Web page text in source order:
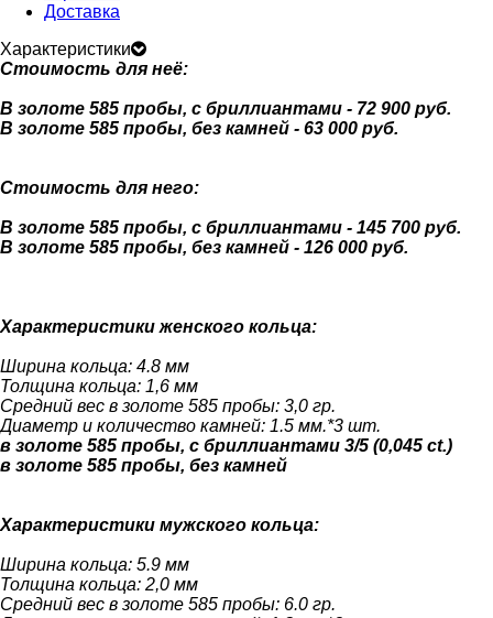
Доставка
Характеристики
Стоимость для неё:
В золоте 585 пробы, с бриллиантами - 72 900 руб.
В золоте 585 пробы, без камней - 63 000 руб.
Стоимость для него:
В золоте 585 пробы, с бриллиантами - 145 700 руб.
В золоте 585 пробы, без камней - 126 000 руб.
Характеристики женского кольца:
Ширина кольца: 4.8 мм
Толщина кольца: 1,6 мм
Средний вес в золоте 585 пробы: 3,0 гр.
Диаметр и количество камней: 1.5 мм.*3 шт.
в золоте 585 пробы, с бриллиантами 3/5 (0,045 ct.)
в золоте 585 пробы, без камней
Характеристики мужского кольца:
Ширина кольца: 5.9 мм
Толщина кольца: 2,0 мм
Средний вес в золоте 585 пробы: 6.0 гр.